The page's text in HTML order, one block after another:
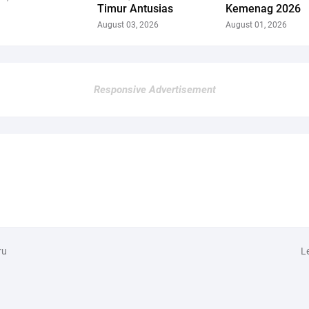
Timur Antusias
August 03, 2026
Kemenag 2026
August 01, 2026
Responsive Advertisement